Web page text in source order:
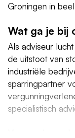
Groningen in
Wat ga je bij
Als adviseur
de uitstoot van
industriële
sparringpartner
specialistisch